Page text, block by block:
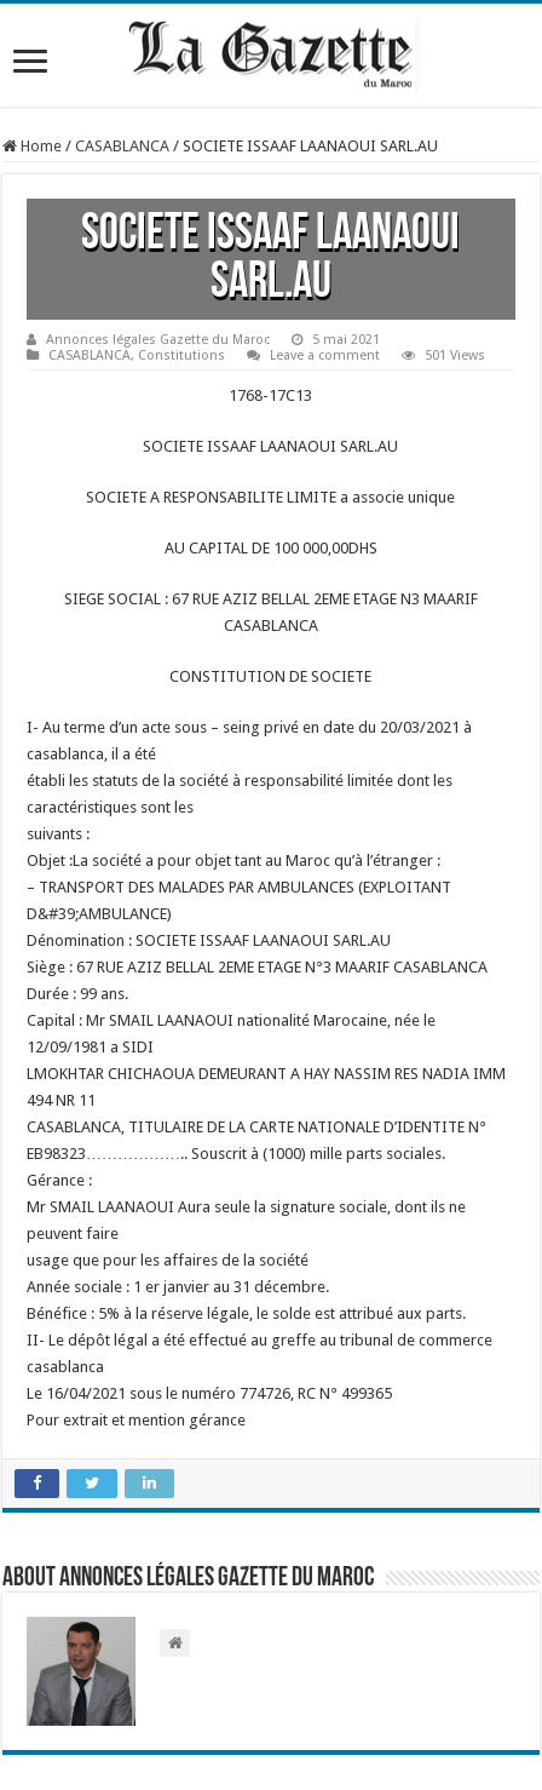
Home / CASABLANCA / SOCIETE ISSAAF LAANAOUI SARL.AU
SOCIETE ISSAAF LAANAOUI
SARL.AU
Annonces légales Gazette du Maroc
5 mai 2021
CASABLANCA, Constitutions Leave a comment 501 Views
1768-17C13
SOCIETE ISSAAF LAANAOUI SARL.AU
SOCIETE A RESPONSABILITE LIMITE a associe unique
AU CAPITAL DE 100 000,00DHS
SIEGE SOCIAL : 67 RUE AZIZ BELLAL 2EME ETAGE N3 MAARIF
CASABLANCA
CONSTITUTION DE SOCIETE
I- Au terme d’un acte sous – seing privé en date du 20/03/2021 à
casablanca, il a été
établi les statuts de la société à responsabilité limitée dont les
caractéristiques sont les
suivants :
Objet :La société a pour objet tant au Maroc qu’à l’étranger :
– TRANSPORT DES MALADES PAR AMBULANCES (EXPLOITANT
D&#39;AMBULANCE)
Dénomination : SOCIETE ISSAAF LAANAOUI SARL.AU
Siège : 67 RUE AZIZ BELLAL 2EME ETAGE N°3 MAARIF CASABLANCA
Durée : 99 ans.
Capital : Mr SMAIL LAANAOUI nationalité Marocaine, née le
12/09/1981 a SIDI
LMOKHTAR CHICHAOUA DEMEURANT A HAY NASSIM RES NADIA IMM
494 NR 11
CASABLANCA, TITULAIRE DE LA CARTE NATIONALE D’IDENTITE N°
EB98323……………….. Souscrit à (1000) mille parts sociales.
Gérance :
Mr SMAIL LAANAOUI Aura seule la signature sociale, dont ils ne
peuvent faire
usage que pour les affaires de la société
Année sociale : 1 er janvier au 31 décembre.
Bénéfice : 5% à la réserve légale, le solde est attribué aux parts.
II- Le dépôt légal a été effectué au greffe au tribunal de commerce
casablanca
Le 16/04/2021 sous le numéro 774726, RC N° 499365
Pour extrait et mention gérance
About Annonces légales Gazette du Maroc